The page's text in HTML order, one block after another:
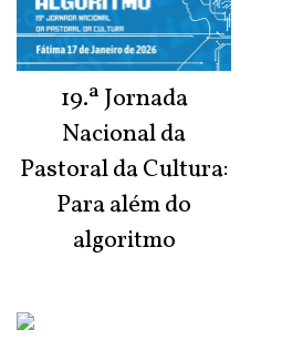
19.ª Jornada
Nacional da
Pastoral da Cultura:
Para além do
algoritmo